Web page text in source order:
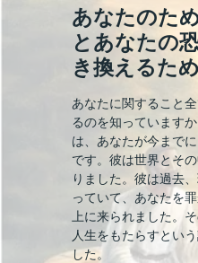
あなたのた
とあなたの
き換えるた
あなたに関すること
るのを知っています
は、あなたが今まで
です。彼は世界とそ
りました。彼は過去
っていて、あなたを
上に来られました。
人生をもたらすとい
した。